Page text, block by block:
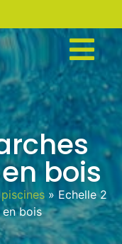
bois
» Echelle 2
bois